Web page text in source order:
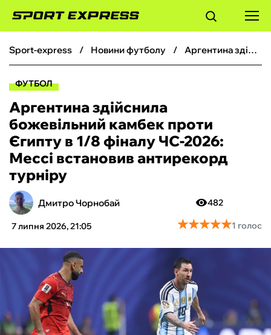
ФУТБОЛ
БОКС
ХОКЕЙ
ТЕНІС
КІБЕРСПОРТ
ФУТЗАЛ
ІНШІ
sport-express новини футболу Аргентина здійснила божевільний камбек проти Єгипту в 1/8 фіналу ЧС-2026: Мессі встановив антирекорд турніру
ФУТБОЛ
Аргентина здійснила
божевільний камбек проти
Єгипту в 1/8 фіналу ЧС-2026:
Мессі встановив антирекорд
турніру
Дмитро Чорнобай
7 липня 2026, 21:05
482
★★★★★
★★★★★1 голос